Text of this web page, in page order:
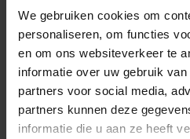
We gebruiken cookies om
personaliseren, om functies
en om ons websiteverkeer te
informatie over uw gebruik
partners voor social media,
partners kunnen deze
informatie die u aan ze heeft
Inmiddels heeft het webinar
over Genesys Cloud? Kijk dan